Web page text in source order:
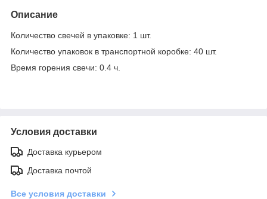
Описание
Количество свечей в упаковке: 1 шт.
Количество упаковок в транспортной коробке: 40 шт.
Время горения свечи: 0.4 ч.
Условия доставки
Доставка курьером
Доставка почтой
Все условия доставки